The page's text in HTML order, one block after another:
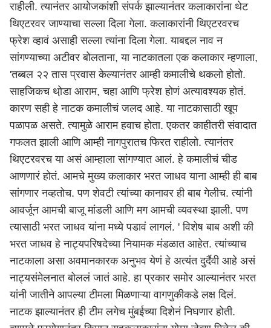
राहीली. त्यानंतर आयोजकांशी संपर्क झाल्यानंतर कलाकारांना थेट
थिएटरवर जाण्याचा सल्ला दिला गेला. कलाकारांनी थिएटरवरच
फ्रेश व्हावं असाही सल्ला त्यांना दिला गेला. याबद्दल नाव न
सांगण्याच्या अटीवर बोलताना, या नाटकातला एक कलाकार म्हणाला,
'तब्बल २२ तास प्रवास केल्यानंतर आम्ही कमालीचे थकलो होतो.
साहजिकच थो़डा आराम, चहा आणि फ्रेश होणं अत्यावश्यक होतं.
कारण सही हे नाटक कमालीचं जलद आहे. या नाटकासाठी खूप
पळापळ असते. त्यामुळे आराम हवाच होता. एकतर काहीतरी संवादात
गफलत झाली आणि आम्ही नागपुरातच फिरत राहीलो. त्यानंतर
थिएटरवरच या असं आम्हाला सांगण्यात आलं. हे कमालीचं चीड
आणणारं होतं. आमचे मुख्य कलाकार भरत जाधव याना आम्ही ही बाब
सांगणार नव्हतोच. पण शेवटी त्यांच्या कानावर ही बाब गेलीच. त्यांनी
आवर्जून आमची बाजू मांडली आणि मग आमची व्यवस्था झाली. पण
त्यासाठी भरत जाधव यांना मध्ये पडावं लागलं. ' विशेष बाब अशी की
भरत जाधव हे नाट्यपरिषदेच्या नियामक मंडळात आहेत. त्यांच्याच
नाटकाला असा अवमानकारक अनुभव येणं हे अत्यंत दुर्दैवी आहे असं
नाट्यसंमेलनात बोललं जातं आहे. हा प्रकार समोर आल्यानंतर भरत
यांनी जातीने आपल्या टीमला मिळणाऱ्या वागणुकीकडे लक्ष दिलं.
नाटक झाल्यानंतर ही टीम लगेच मुंबईच्या दिशेनं निघणार होती.